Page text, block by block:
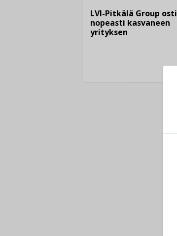
LVI-Pitkälä Group osti
nopeasti kasvaneen
yrityksen